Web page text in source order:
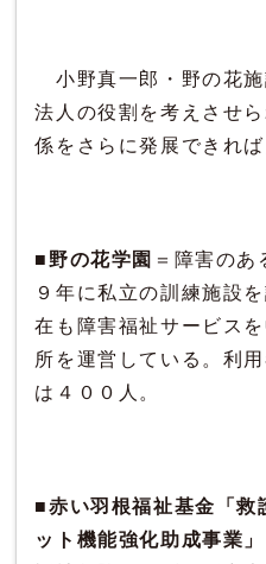
小野真一郎・野の花施
法人の役割を考えさせ
係をさらに発展できれば
■ 野の花学園 ＝障害のあ
９年に私立の訓練施設
在も障害福祉サービス
所を運営している。利
は４００人。
■赤い羽根福祉基金「救
ット機能強化助成事業」